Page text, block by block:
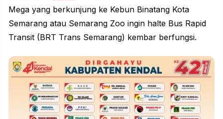
Mega yang berkunjung ke Kebun Binatang Kota
Semarang atau Semarang Zoo ingin halte Bus Rapid
Transit (BRT Trans Semarang) kembar berfungsi.